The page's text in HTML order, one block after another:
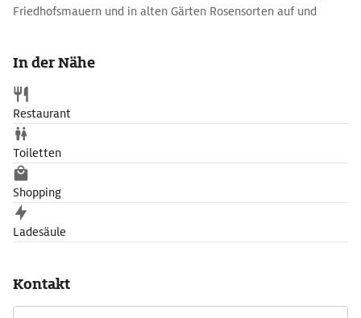
Friedhofsmauern und in alten Gärten Rosensorten auf und
In der Nähe
Restaurant
Toiletten
Shopping
Ladesäule
Kontakt